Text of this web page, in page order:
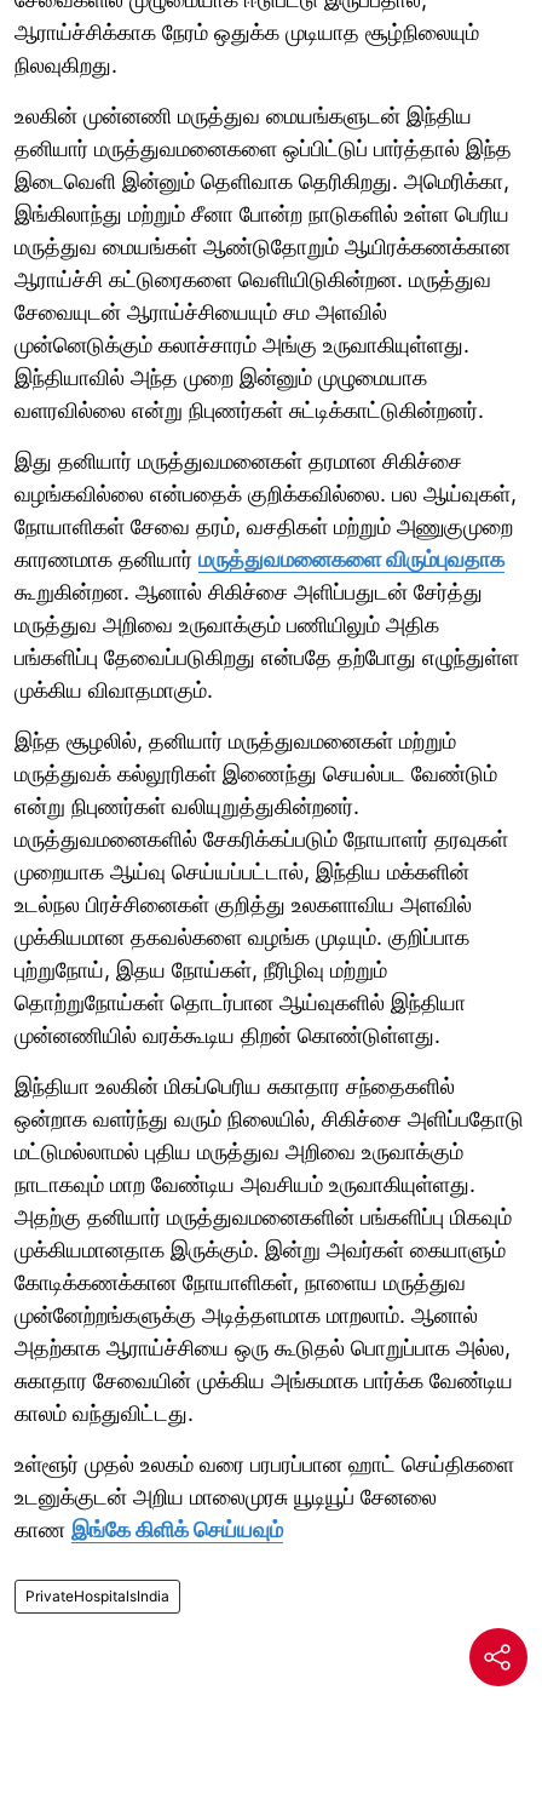
ஆராய்ச்சிக்காக நேரம் ஒதுக்க முடியாத சூழ்நிலையும்
நிலவுகிறது.
உலகின் முன்னணி மருத்துவ மையங்களுடன் இந்திய
தனியார் மருத்துவமனைகளை ஒப்பிட்டுப் பார்த்தால் இந்த
இடைவெளி இன்னும் தெளிவாக தெரிகிறது. அமெரிக்கா,
இங்கிலாந்து மற்றும் சீனா போன்ற நாடுகளில் உள்ள பெரிய
மருத்துவ மையங்கள் ஆண்டுதோறும் ஆயிரக்கணக்கான
ஆராய்ச்சி கட்டுரைகளை வெளியிடுகின்றன. மருத்துவ
சேவையுடன் ஆராய்ச்சியையும் சம அளவில்
முன்னெடுக்கும் கலாச்சாரம் அங்கு உருவாகியுள்ளது.
இந்தியாவில் அந்த முறை இன்னும் முழுமையாக
வளரவில்லை என்று நிபுணர்கள் சுட்டிக்காட்டுகின்றனர்.
இது தனியார் மருத்துவமனைகள் தரமான சிகிச்சை
வழங்கவில்லை என்பதைக் குறிக்கவில்லை. பல ஆய்வுகள்,
நோயாளிகள் சேவை தரம், வசதிகள் மற்றும் அணுகுமுறை
காரணமாக தனியார் மருத்துவமனைகளை விரும்புவதாக
கூறுகின்றன. ஆனால் சிகிச்சை அளிப்பதுடன் சேர்த்து
மருத்துவ அறிவை உருவாக்கும் பணியிலும் அதிக
பங்களிப்பு தேவைப்படுகிறது என்பதே தற்போது எழுந்துள்ள
முக்கிய விவாதமாகும்.
இந்த சூழலில், தனியார் மருத்துவமனைகள் மற்றும்
மருத்துவக் கல்லூரிகள் இணைந்து செயல்பட வேண்டும்
என்று நிபுணர்கள் வலியுறுத்துகின்றனர்.
மருத்துவமனைகளில் சேகரிக்கப்படும் நோயாளர் தரவுகள்
முறையாக ஆய்வு செய்யப்பட்டால், இந்திய மக்களின்
உடல்நல பிரச்சினைகள் குறித்து உலகளாவிய அளவில்
முக்கியமான தகவல்களை வழங்க முடியும். குறிப்பாக
புற்றுநோய், இதய நோய்கள், நீரிழிவு மற்றும்
தொற்றுநோய்கள் தொடர்பான ஆய்வுகளில் இந்தியா
முன்னணியில் வரக்கூடிய திறன் கொண்டுள்ளது.
இந்தியா உலகின் மிகப்பெரிய சுகாதார சந்தைகளில்
ஒன்றாக வளர்ந்து வரும் நிலையில், சிகிச்சை அளிப்பதோடு
மட்டுமல்லாமல் புதிய மருத்துவ அறிவை உருவாக்கும்
நாடாகவும் மாற வேண்டிய அவசியம் உருவாகியுள்ளது.
அதற்கு தனியார் மருத்துவமனைகளின் பங்களிப்பு மிகவும்
முக்கியமானதாக இருக்கும். இன்று அவர்கள் கையாளும்
கோடிக்கணக்கான நோயாளிகள், நாளைய மருத்துவ
முன்னேற்றங்களுக்கு அடித்தளமாக மாறலாம். ஆனால்
அதற்காக ஆராய்ச்சியை ஒரு கூடுதல் பொறுப்பாக அல்ல,
சுகாதார சேவையின் முக்கிய அங்கமாக பார்க்க வேண்டிய
காலம் வந்துவிட்டது.
உள்ளூர் முதல் உலகம் வரை பரபரப்பான ஹாட் செய்திகளை
உடனுக்குடன் அறிய மாலைமுரசு யூடியூப் சேனலை
காண இங்கே கிளிக் செய்யவும்
PrivateHospitalsIndia